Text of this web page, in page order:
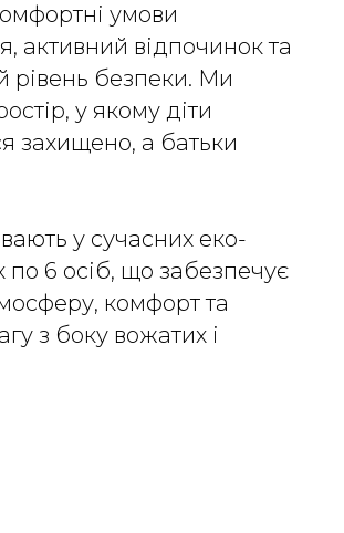
умови
активний відпочинок та
рівень безпеки. Ми
у якому діти
захищено, а батьки
у сучасних еко-
по 6 осіб, що забезпечує
комфорт та
з боку вожатих і